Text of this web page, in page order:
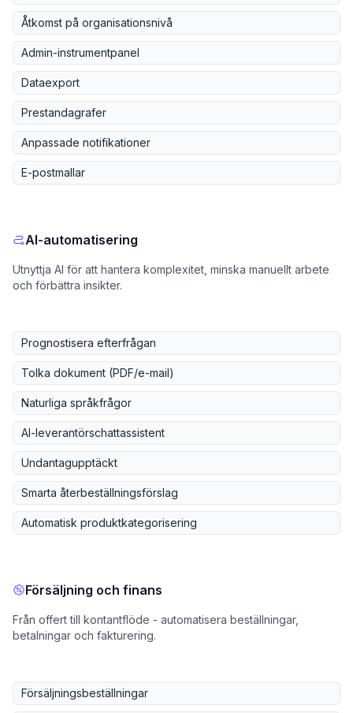
Åtkomst på organisationsnivå
Admin-instrumentpanel
Dataexport
Prestandagrafer
Anpassade notifikationer
E-postmallar
AI-automatisering
Utnyttja AI för att hantera komplexitet, minska manuellt arbete
och förbättra insikter.
Prognostisera efterfrågan
Tolka dokument (PDF/e-mail)
Naturliga språkfrågor
AI-leverantörschattassistent
Undantagupptäckt
Smarta återbeställningsförslag
Automatisk produktkategorisering
Försäljning och finans
Från offert till kontantflöde - automatisera beställningar,
betalningar och fakturering.
Försäljningsbeställningar